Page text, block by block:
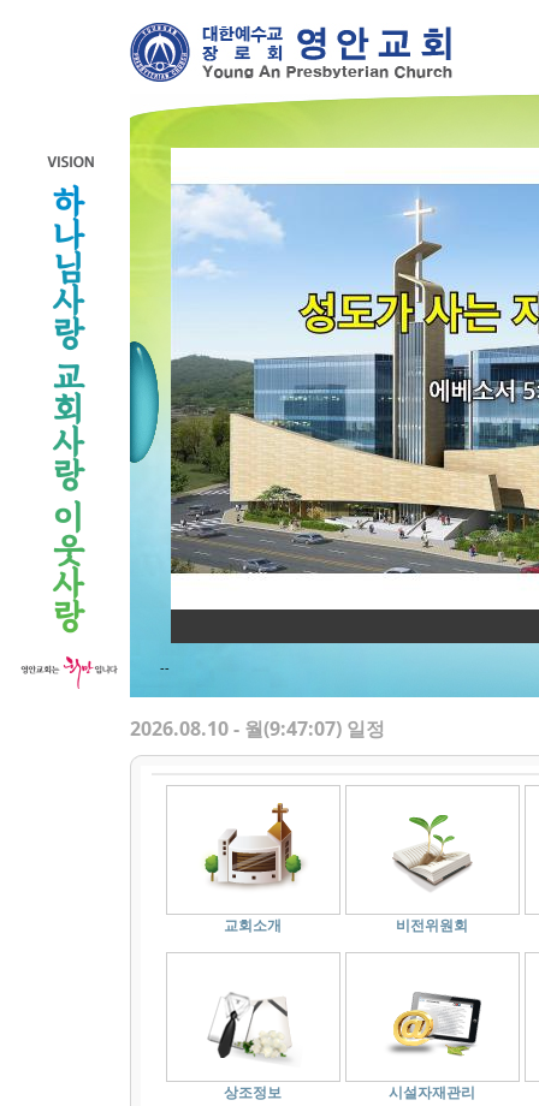
--
2026.08.10 - 월(9:47:07) 일정
교회소개 비전위원회
상조정보 시설자재관리